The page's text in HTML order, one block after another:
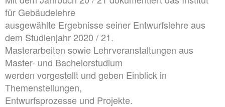
für Gebäudelehre
ausgewählte Ergebnisse seiner Entwurfslehre aus
dem Studienjahr 2020 / 21.
Masterarbeiten sowie Lehrveranstaltungen aus
Master- und Bachelorstudium
werden vorgestellt und geben Einblick in
Themenstellungen,
Entwurfsprozesse und Projekte.